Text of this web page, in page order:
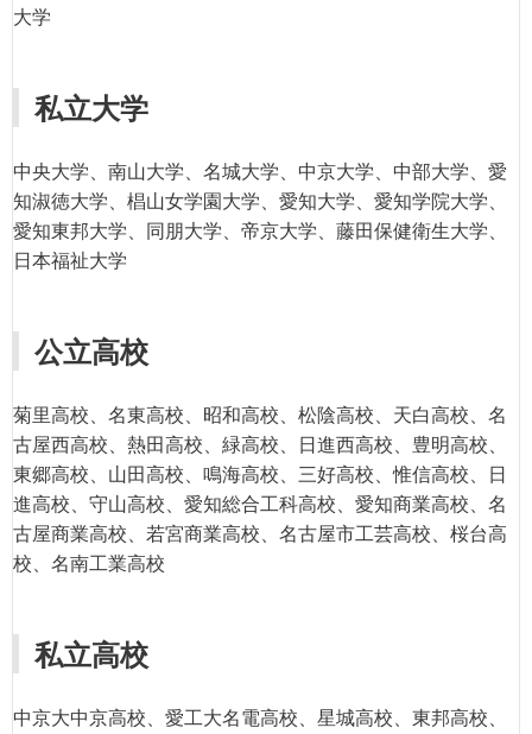
大学
私立大学
中央大学、南山大学、名城大学、中京大学、中部大学、愛
知淑徳大学、椙山女学園大学、愛知大学、愛知学院大学、
愛知東邦大学、同朋大学、帝京大学、藤田保健衛生大学、
日本福祉大学
公立高校
菊里高校、名東高校、昭和高校、松陰高校、天白高校、名
古屋西高校、熱田高校、緑高校、日進西高校、豊明高校、
東郷高校、山田高校、鳴海高校、三好高校、惟信高校、日
進高校、守山高校、愛知総合工科高校、愛知商業高校、名
古屋商業高校、若宮商業高校、名古屋市工芸高校、桜台高
校、名南工業高校
私立高校
中京大中京高校、愛工大名電高校、星城高校、東邦高校、